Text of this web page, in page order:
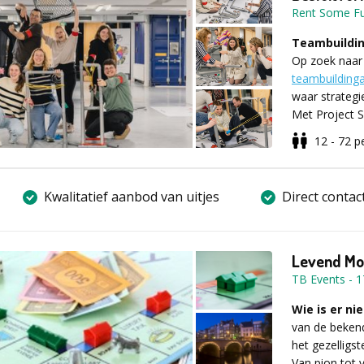
Voor meer
Rent Some
Op zoek
waar
Met Project
teams
bouwen. Dit
De ‘Project
om een
uitvoeren
andere
upgrades te
stellen,
denken. Om
punten te
12 - 72
Kwalitatief aanbod van uitjes Direct
Levend
TB Events -
Wie is er
van de
het